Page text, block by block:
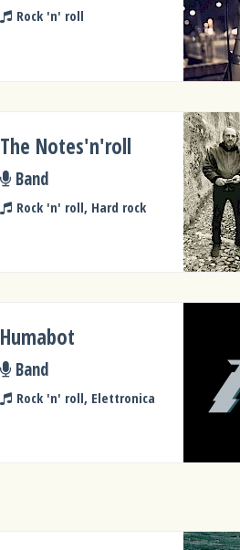
Rock 'n' roll
The Notes'n'roll
Band
Rock 'n' roll, Hard rock
Humabot
Band
Rock 'n' roll, Elettronica